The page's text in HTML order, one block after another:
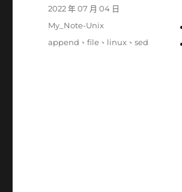
發
日
期:
2022 年 07 月 04 日
分
My_Note-Unix
標
append 、file 、 linux 、sed